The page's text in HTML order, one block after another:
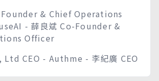
& Chief Operations
- 薛良斌 Co-Founder &
Officer
CEO - Authme - 李紀廣 CEO